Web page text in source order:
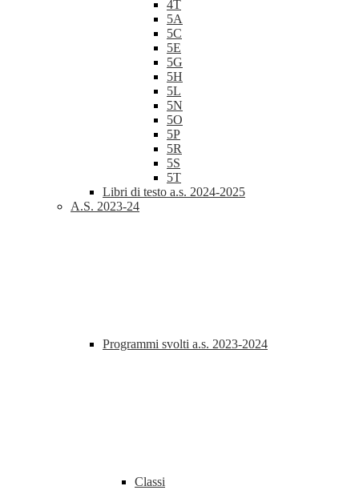
4T
5A
5C
5E
5G
5H
5L
5N
5O
5P
5R
5S
5T
Libri di testo a.s. 2024-2025
A.S. 2023-24
Programmi svolti a.s. 2023-2024
Classi